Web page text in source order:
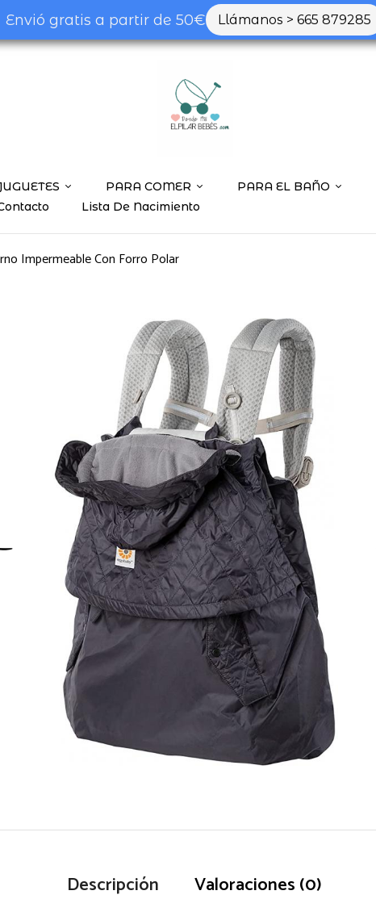
Envió gratis a partir de 50€ Llámanos > 665 879285
PARA COMER PARA EL BAÑO
Lista De Nacimiento
Impermeable Con Forro Polar
Descripción Valoraciones (0)